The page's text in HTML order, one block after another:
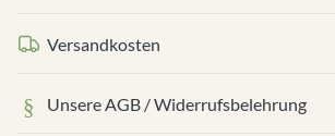
Versandkosten
Unsere AGB / Widerrufsbelehrung